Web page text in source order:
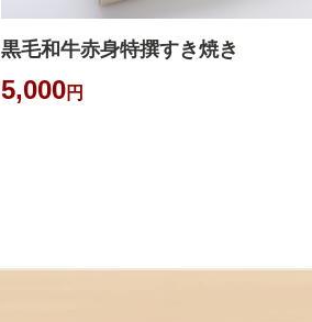
黒毛和牛赤身特撰すき焼き
5,000円